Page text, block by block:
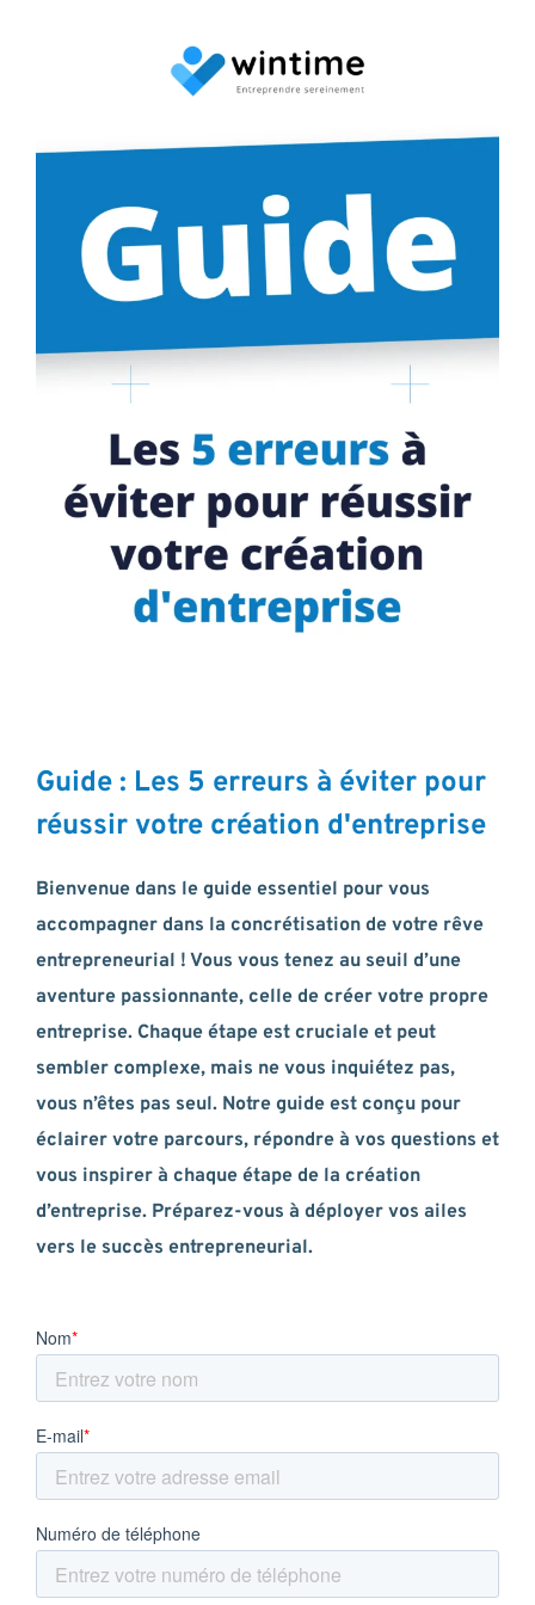
Guide : Les 5 erreurs à éviter pour
réussir votre création d'entreprise
Bienvenue dans le guide essentiel pour vous
accompagner dans la concrétisation de votre rêve
entrepreneurial ! Vous vous tenez au seuil d’une
aventure passionnante, celle de créer votre propre
entreprise. Chaque étape est cruciale et peut
sembler complexe, mais ne vous inquiétez pas,
vous n’êtes pas seul. Notre guide est conçu pour
éclairer votre parcours, répondre à vos questions et
vous inspirer à chaque étape de la création
d’entreprise. Préparez-vous à déployer vos ailes
vers le succès entrepreneurial.